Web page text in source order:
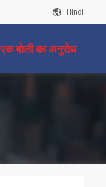
Hindi
एक बोली का अनुरोध